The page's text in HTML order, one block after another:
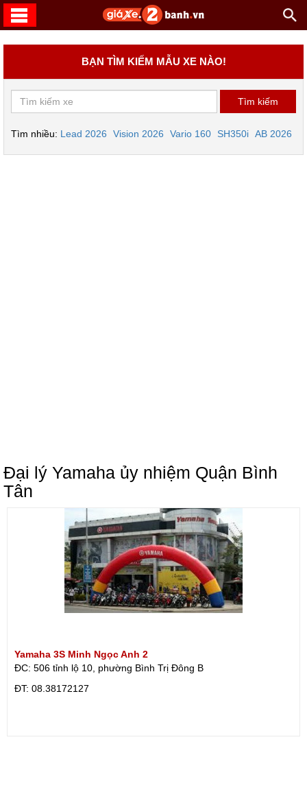
BẠN TÌM KIẾM MẪU XE NÀO!
Tìm nhiều: Lead 2026 Vision 2026 Vario 160 SH350i AB 2026
Đại lý Yamaha ủy nhiệm Quận Bình
Tân
Yamaha 3S Minh Ngọc Anh 2
ĐC: 506 tỉnh lộ 10, phường Bình Trị Đông B
ÐT: 08.38172127